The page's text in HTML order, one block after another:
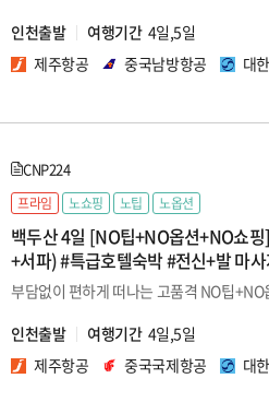
인천출발
여행기간 4일,5일
제주항공
중국남방항공 대
CNP224
프라임 노쇼핑 노팁 노옵션
백두산 4일 [NO팁+NO옵션+NO쇼
+서파) #특급호텔숙박 #전신+발 마
부담없이 편하게 떠나는 고품격 NO팁
인천출발
여행기간 4일,5일
제주항공
중국국제항공 대